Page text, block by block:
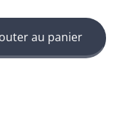
au panier